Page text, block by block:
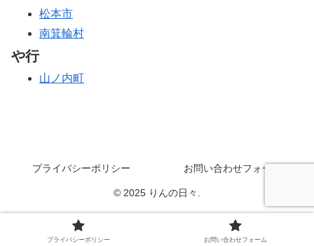
松本市
南箕輪村
や行
山ノ内町
プライバシーポリシー お問い合わせフォーム
© 2025 りんの日々.
プライバシーポリシー お問い合わせフォーム